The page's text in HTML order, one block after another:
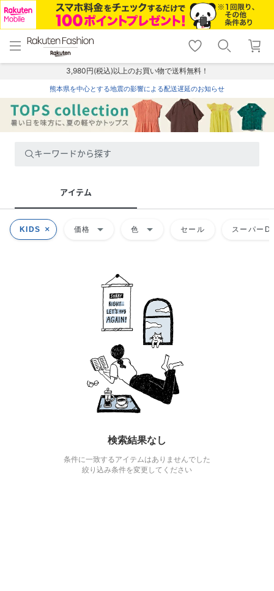
menu home
トップ
shopping_cart lock_outline
ログイン
3,980円(税込)以上のお買い物で送料無料！
熊本県を中心とする地震の影響による配送遅延のお知らせ
キーワードから探す
アイテム
KIDS 価格 arrow_drop_down 色 arrow_drop_down セール スーパー
検索結果なし
条件に一致するアイテムはありませんでした
絞り込み条件を変更してください